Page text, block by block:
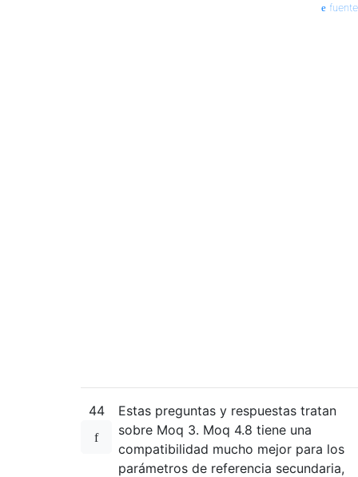
fuente
44
Estas preguntas y respuestas tratan
sobre Moq 3. Moq 4.8 tiene una
compatibilidad mucho mejor para los
parámetros de referencia secundaria,